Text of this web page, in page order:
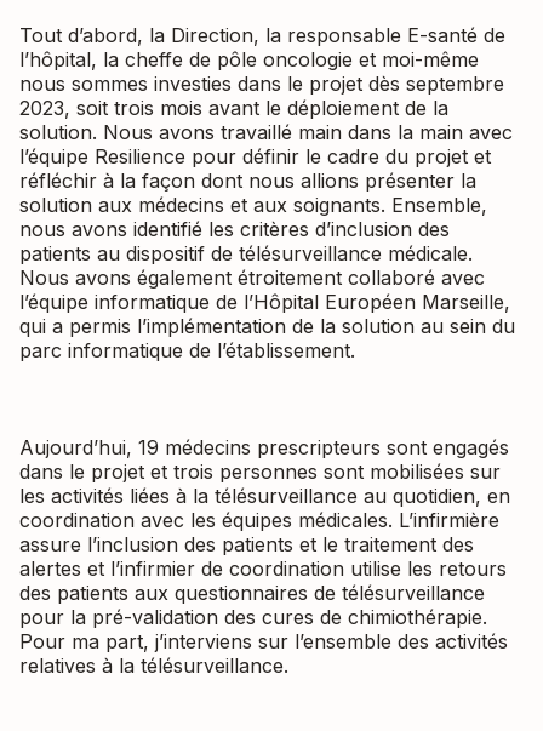
Tout d’abord, la Direction, la responsable E-santé de
l’hôpital, la cheffe de pôle oncologie et moi-même
nous sommes investies dans le projet dès septembre
2023, soit trois mois avant le déploiement de la
solution. Nous avons travaillé main dans la main avec
l’équipe Resilience pour définir le cadre du projet et
réfléchir à la façon dont nous allions présenter la
solution aux médecins et aux soignants. Ensemble,
nous avons identifié les critères d’inclusion des
patients au dispositif de télésurveillance médicale.
Nous avons également étroitement collaboré avec
l’équipe informatique de l’Hôpital Européen Marseille,
qui a permis l’implémentation de la solution au sein du
parc informatique de l’établissement.
Aujourd’hui, 19 médecins prescripteurs sont engagés
dans le projet et trois personnes sont mobilisées sur
les activités liées à la télésurveillance au quotidien, en
coordination avec les équipes médicales. L’infirmière
assure l’inclusion des patients et le traitement des
alertes et l’infirmier de coordination utilise les retours
des patients aux questionnaires de télésurveillance
pour la pré-validation des cures de chimiothérapie.
Pour ma part, j’interviens sur l’ensemble des activités
relatives à la télésurveillance.